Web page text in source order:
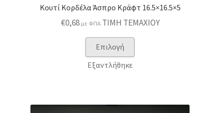
Κουτί Κορδέλα Άσπρο Κράφτ 16.5×16.5×5
€0,68 με ΦΠΑ ΤΙΜΗ ΤΕΜΑΧΙΟΥ
Επιλογή
το
παραλλαγές.
Εξαντλήθηκε